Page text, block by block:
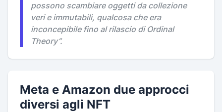
possono scambiare oggetti da collezione
veri e immutabili, qualcosa che era
inconcepibile fino al rilascio di Ordinal
Theory”.
Meta e Amazon due approcci
diversi agli NFT